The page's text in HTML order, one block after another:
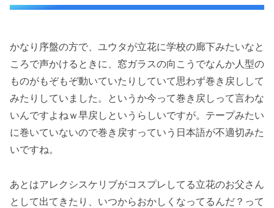
かなり序盤の方で、ユウタが立花に学校の廊下みたいなと
ころで声かけるときに、窓ガラスの向こうでなんか人型の
ものがもぞもぞ動いていたりしていて思わず巻き戻しして
みたりしていました。というか今って巻き戻しって言わな
いんですよねｗ早戻しというらしいですが。テープみたい
に巻いていないので巻き戻すっていう日本語が不適切みた
いですね。
あとはアレクシスケリブがコスプレしてる立花のお父さん
として出てきたり、いつからおかしくなってるんだ？って